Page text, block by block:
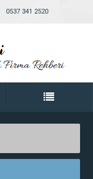
0537 341 2520